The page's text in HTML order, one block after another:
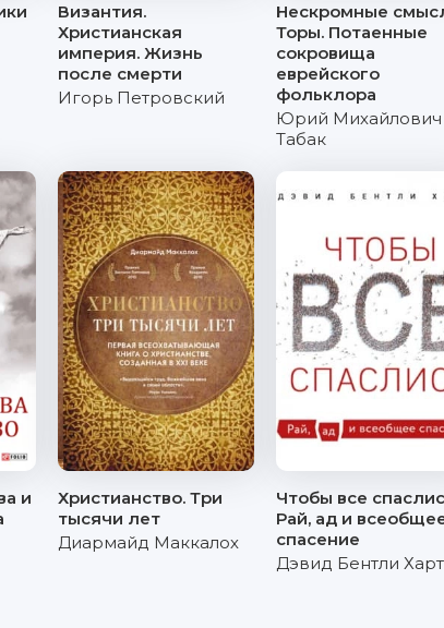
Византия.
Христианская
империя. Жизнь
после смерти
Игорь Петровский
Нескромные
Торы. Потаенные
сокровища
еврейского
фольклора
Юрий Михайлович
Табак
и
Христианство. Три
тысячи лет
Диармайд Маккалох
Чтобы все
Рай, ад и
спасение
Дэвид Бентли Харт